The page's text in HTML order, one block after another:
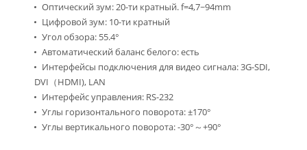
Оптический зум: 20-ти кратный. f=4,7~94mm
Цифровой зум: 10-ти кратный
Угол обзора: 55.4°
Автоматический баланс белого: есть
Интерфейсы подключения для видео сигнала: 3G-SDI,
DVI（HDMI), LAN
Интерфейс управления: RS-232
Углы горизонтального поворота: ±170°
Углы вертикального поворота: -30°～+90°